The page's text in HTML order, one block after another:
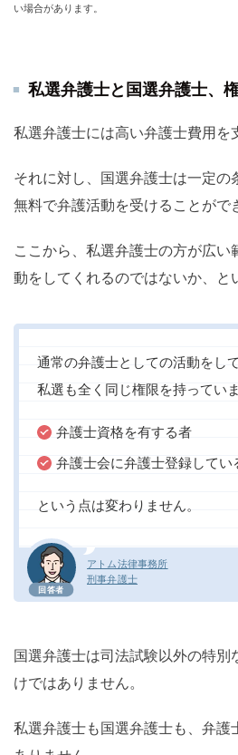
い場合があります。
私選弁護士と国選弁護士、
私選弁護士には高い弁護士費用を
それに対し、国選弁護士は一定の
無料で弁護活動を受けることがで
ここから、私選弁護士の方が広い
動をしてくれるのではないか、と
回答者
アトム法律事務所
刑事弁護士
通常の弁護士としての活動をし
私選も全く同じ権限を持っていま
弁護士資格を有する者
弁護士会に弁護士登録してい
という点は変わりません。
国選弁護士は司法試験以外の特別
けではありません。
私選弁護士も国選弁護士も、弁護